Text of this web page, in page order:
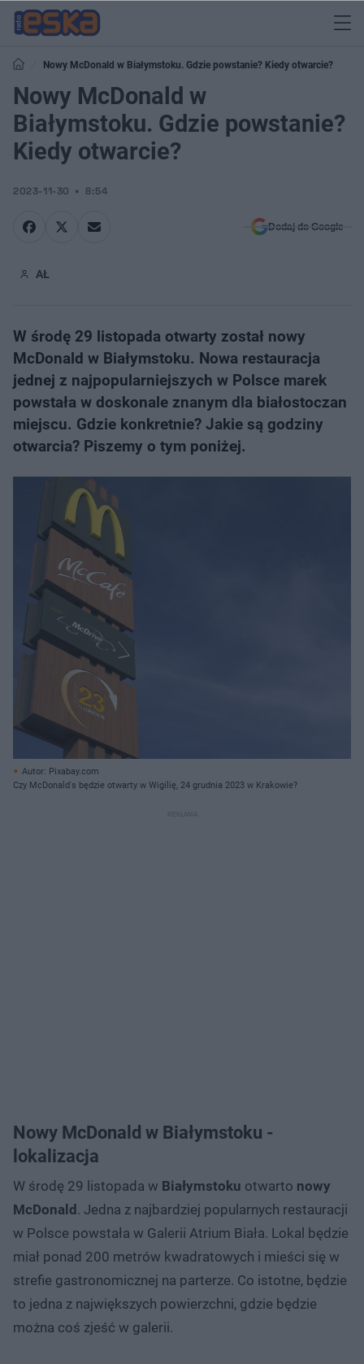
Nowy McDonald w Białymstoku. Gdzie powstanie? Kiedy otwarcie?
Nowy McDonald w
Białymstoku. Gdzie powstanie?
Kiedy otwarcie?
2023-11-30 8:54
Dodaj do Google
AŁ
W środę 29 listopada otwarty został nowy
McDonald w Białymstoku. Nowa restauracja
jednej z najpopularniejszych w Polsce marek
powstała w doskonale znanym dla białostoczan
miejscu. Gdzie konkretnie? Jakie są godziny
otwarcia? Piszemy o tym poniżej.
Autor: Pixabay.com
Czy McDonald's będzie otwarty w Wigilię, 24 grudnia 2023 w Krakowie?
Nowy McDonald w Białymstoku -
lokalizacja
W środę 29 listopada w Białymstoku otwarto nowy
McDonald. Jedna z najbardziej popularnych restauracji
w Polsce powstała w Galerii Atrium Biała. Lokal będzie
miał ponad 200 metrów kwadratowych i mieści się w
strefie gastronomicznej na parterze. Co istotne, będzie
to jedna z największych powierzchni, gdzie będzie
można coś zjeść w galerii.